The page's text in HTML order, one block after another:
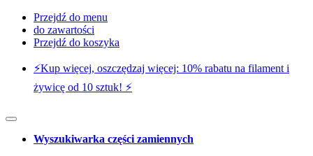
Przejdź do menu
do zawartości
Przejdź do koszyka
⚡️Kup więcej, oszczędzaj więcej: 10% rabatu na filament i
żywicę od 10 sztuk! ⚡️
Wyszukiwarka części zamiennych